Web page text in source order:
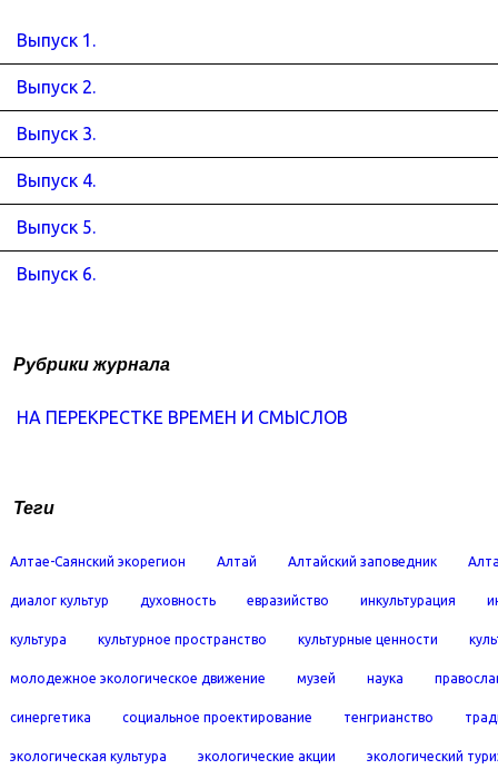
Выпуск 1.
Выпуск 2.
Выпуск 3.
Выпуск 4.
Выпуск 5.
Выпуск 6.
Рубрики журнала
НА ПЕРЕКРЕСТКЕ ВРЕМЕН И СМЫСЛОВ
Теги
Алтае-Саянский экорегион Алтай Алтайский заповедник
диалог культур духовность евразийство инкультурация
культура культурное пространство культурные ценности
молодежное экологическое движение музей наука
синергетика социальное проектирование тенгрианство
экологическая культура экологические акции экологический